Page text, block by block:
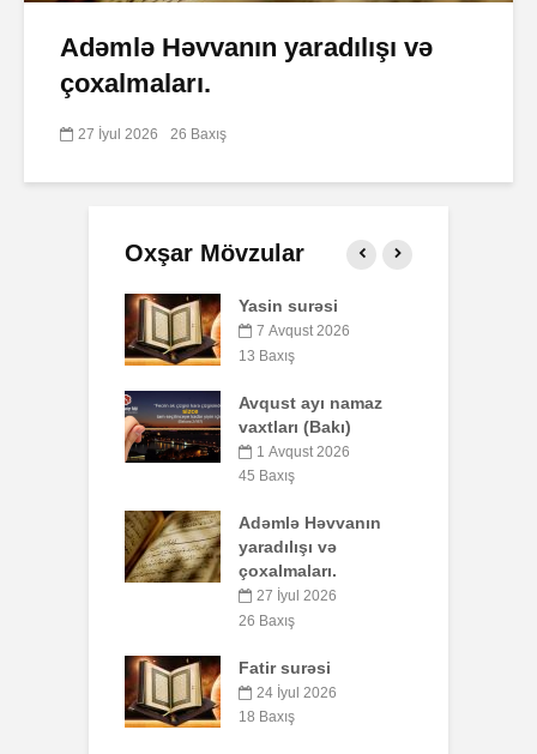
Adəmlə Həvvanın yaradılışı və
çoxalmaları.
27 İyul 2026 26 Baxış
Oxşar Mövzular
Qeyri-müsəlmanı
öldürən bir
müsəlmana qisas
edilərmi?
17 İyul 2026
30 Baxış
10 İyul 2026
40 Baxış
Faiz nədir?
7 İyul 2026
AŞURA BARƏDƏ
26 İyun 2026